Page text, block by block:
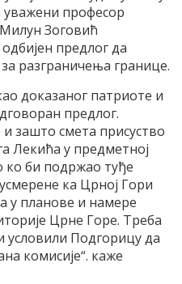
уважени професор
Зоговић
предлог да
разграничења границе.
доказаног патриоте и
предлог.
зашто смета присуство
Лекића у предметној
ко би подржао туђе
ка Црној Гори
у планове и намере
Црне Горе. Треба
условили Подгорицу да
комисије“. каже